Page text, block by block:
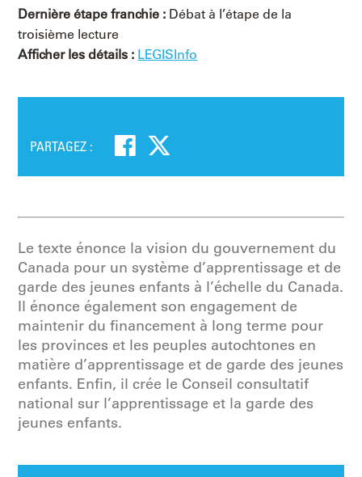
Dernière étape franchie : Débat à l’étape de la
troisième lecture
Afficher les détails : LEGISInfo
PARTAGEZ :
Le texte énonce la vision du gouvernement du
Canada pour un système d’apprentissage et de
garde des jeunes enfants à l’échelle du Canada.
Il énonce également son engagement de
maintenir du financement à long terme pour
les provinces et les peuples autochtones en
matière d’apprentissage et de garde des jeunes
enfants. Enfin, il crée le Conseil consultatif
national sur l’apprentissage et la garde des
jeunes enfants.